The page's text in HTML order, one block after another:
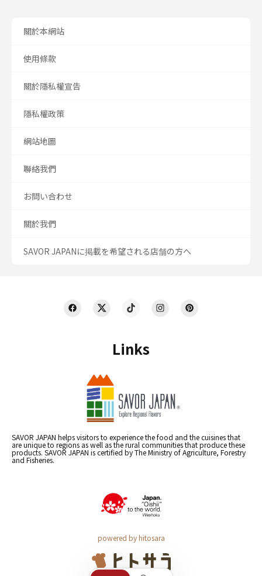
Links
SAVOR JAPAN helps visitors to experience the food and the cuisines that
are unique to regions as well as the rural communities that produce these
products. SAVOR JAPAN is certified by The Ministry of Agriculture, Forestry
and Fisheries.
powered by hitosara
關於本網站
使用條款
關於隱私權宣告
隱私權政策
網站地圖
聯絡我們
お問い合わせ
關於我們
SAVOR JAPANに掲載を希望される店舗の方へ